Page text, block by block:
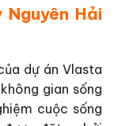
Hải
dự án Vlasta
gian sống
cuộc sống